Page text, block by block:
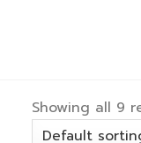
Showing all 9